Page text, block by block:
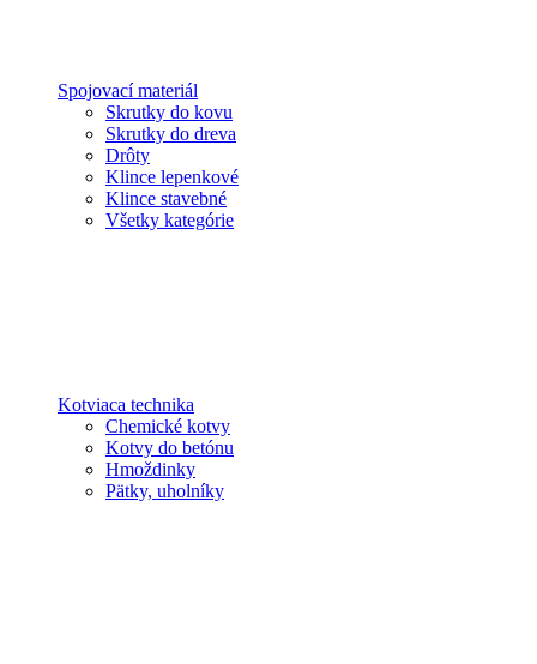
Spojovací materiál
Skrutky do kovu
Skrutky do dreva
Drôty
Klince lepenkové
Klince stavebné
Všetky kategórie
Kotviaca technika
Chemické kotvy
Kotvy do betónu
Hmoždinky
Pätky, uholníky